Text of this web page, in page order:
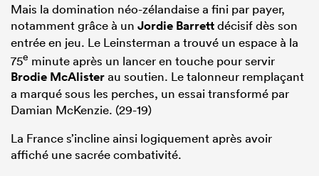
Mais la domination néo-zélandaise a fini par payer,
notamment grâce à un Jordie Barrettdécisif dès son
entrée en jeu. Le Leinsterman a trouvé un espace à la
75e minute après un lancer en touche pour servir
Brodie McAlisterau soutien. Le talonneur remplaçant
a marqué sous les perches, un essai transformé par
Damian McKenzie. (29-19)
La France s’incline ainsi logiquement après avoir
affiché une sacrée combativité.